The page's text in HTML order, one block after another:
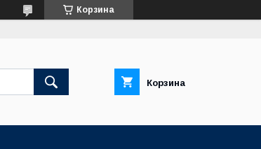
Корзина
Корзина